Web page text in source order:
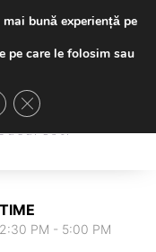
TIME
2:30 PM - 5:00 PM
bună experiență pe
pe care le folosim sau
Close GDPR Cookie